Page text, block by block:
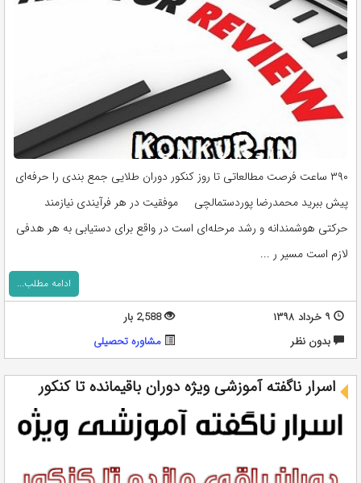
۳۹۰ ساعت فرصت مطالعاتی تا روز کنکور دوران طلایی جمع بندی را حرفه‌ای
پیش ببرید محمدرضا پوردستمالچی موفقیت در هر فرآیندی نیازمند
حرکتی هوشمندانه و رشد مرحله‌ای است در واقع برای دستیابی به هر هدفی
لازم است مسیر ر ...
ادامه مطلب...
۹ خرداد ۱۳۹۸
2,588 بار
بدون نظر
مشاوره تحصيلی
اسرار ناگفته آموزشی ویژه دوران باقیمانده تا کنکور